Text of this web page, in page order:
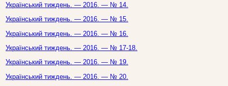
Український тиждень. — 2016. — № 14.
Український тиждень. — 2016. — № 15.
Український тиждень. — 2016. — № 16.
Український тиждень. — 2016. — № 17-18.
Український тиждень. — 2016. — № 19.
Український тиждень. — 2016. — № 20.